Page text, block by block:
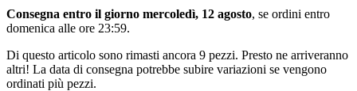
Consegna entro il giorno mercoledì, 12 agosto, se ordini entro
domenica alle ore 23:59.
Di questo articolo sono rimasti ancora 9 pezzi. Presto ne arriveranno
altri! La data di consegna potrebbe subire variazioni se vengono
ordinati più pezzi.